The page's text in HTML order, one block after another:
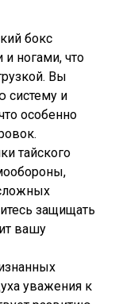
бокс
ногами, что
Вы
систему и
особенно
тайского
защищать
вашу
уважения к